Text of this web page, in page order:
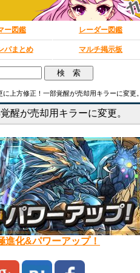
ー図鑑 レーダー図鑑
パまとめ マルチ掲示板
に上方修正！一部覚醒が売却用キラーに変更
醒が売却用キラーに変更。
進化&パワーアップ！